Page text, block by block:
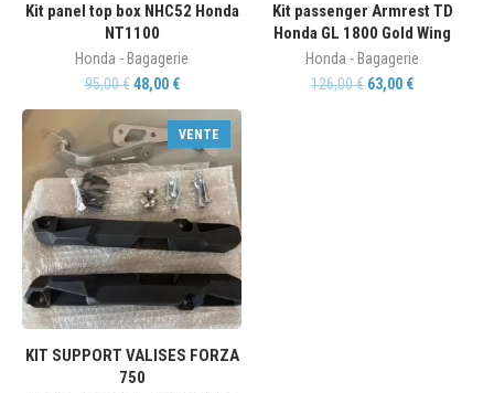
Kit panel top box NHC52 Honda
NT1100
Honda - Bagagerie
95,00€ 48,00 €
Kit passenger Armrest TD
Honda GL 1800 Gold Wing
Honda - Bagagerie
126,00€ 63,00 €
VENTE
KIT SUPPORT VALISES FORZA
750